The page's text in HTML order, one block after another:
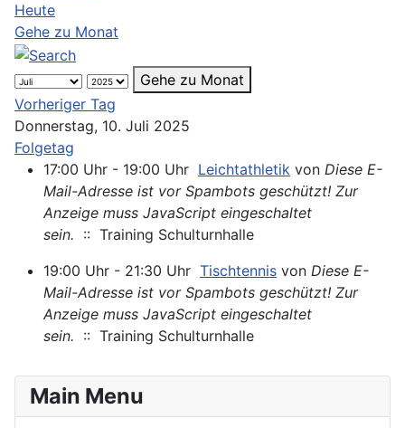
Heute
Gehe zu Monat
Gehe zu Monat
Vorheriger Tag
Donnerstag, 10. Juli 2025
Folgetag
17:00 Uhr - 19:00 Uhr Leichtathletik von Diese E-
Mail-Adresse ist vor Spambots geschützt! Zur
Anzeige muss JavaScript eingeschaltet
sein. :: Training Schulturnhalle
19:00 Uhr - 21:30 Uhr Tischtennis von Diese E-
Mail-Adresse ist vor Spambots geschützt! Zur
Anzeige muss JavaScript eingeschaltet
sein. :: Training Schulturnhalle
Main Menu